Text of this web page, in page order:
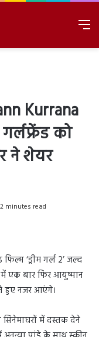
Kurrana
को
ने शेयर
2 minutes read
‘ड्रीम गर्ल 2’ जल्द
एक बार फिर आयुष्मान
हुए नजर आएंगे।
सिनेमाघरों में दस्तक देने